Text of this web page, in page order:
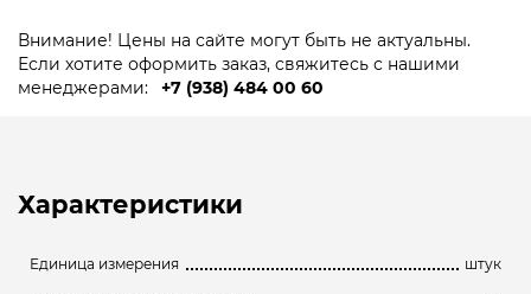
Внимание! Цены на сайте могут быть не актуальны.
Если хотите оформить заказ, свяжитесь с нашими
менеджерами:
+7 (938) 484 00 60
Характеристики
Единица измерения штук